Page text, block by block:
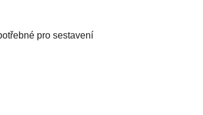
pro sestavení